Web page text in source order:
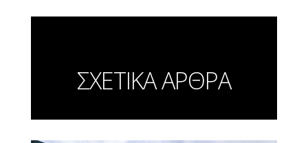
ΣΧΕΤΙΚΑ ΑΡΘΡΑ